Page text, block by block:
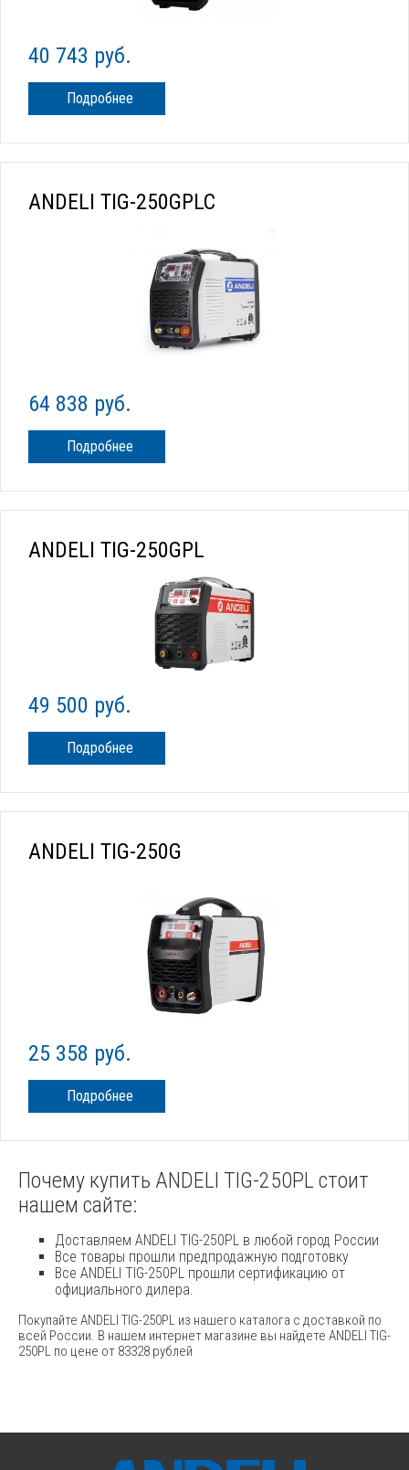
40 743 руб.
Подробнее
ANDELI TIG-250GPLC
64 838 руб.
Подробнее
ANDELI TIG-250GPL
49 500 руб.
Подробнее
ANDELI TIG-250G
25 358 руб.
Подробнее
Почему купить ANDELI TIG-250PL стоит
нашем сайте:
Доставляем ANDELI TIG-250PL в любой город России
Все товары прошли предпродажную подготовку
Все ANDELI TIG-250PL прошли сертификацию от
официального дилера.
Покупайте ANDELI TIG-250PL из нашего каталога с доставкой по
всей России. В нашем интернет магазине вы найдете ANDELI TIG-
250PL по цене от 83328 рублей